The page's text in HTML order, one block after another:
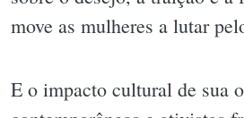
move as mulheres a lutar
E o impacto cultural de sua